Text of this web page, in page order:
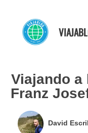
contenido
Viajando
Franz
David